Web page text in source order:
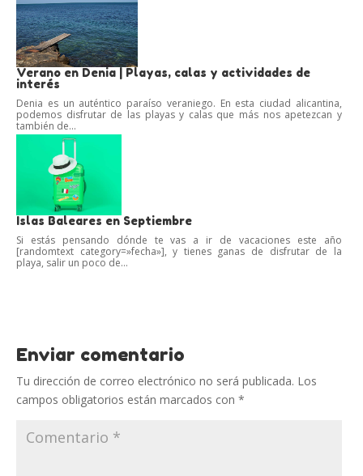
Verano en Denia | Playas, calas y actividades de
interés
Denia es un auténtico paraíso veraniego. En esta ciudad alicantina,
podemos disfrutar de las playas y calas que más nos apetezcan y
también de...
Islas Baleares en Septiembre
Si estás pensando dónde te vas a ir de vacaciones este año
[randomtext category=»fecha»], y tienes ganas de disfrutar de la
playa, salir un poco de...
Enviar comentario
Tu dirección de correo electrónico no será publicada. Los
campos obligatorios están marcados con *